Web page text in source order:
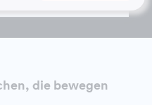
die bewegen